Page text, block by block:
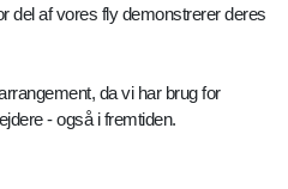
del af vores fly demonstrerer deres
da vi har brug for
- også i fremtiden.